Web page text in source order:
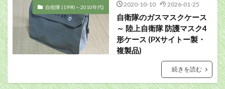
自衛隊 (1990～2010年代) 2020-10-10 2026-01-25
自衛隊のガスマスクケース
～ 陸上自衛隊 防護マスク4
形ケース (PXサイトー製・
複製品)
続きを読む